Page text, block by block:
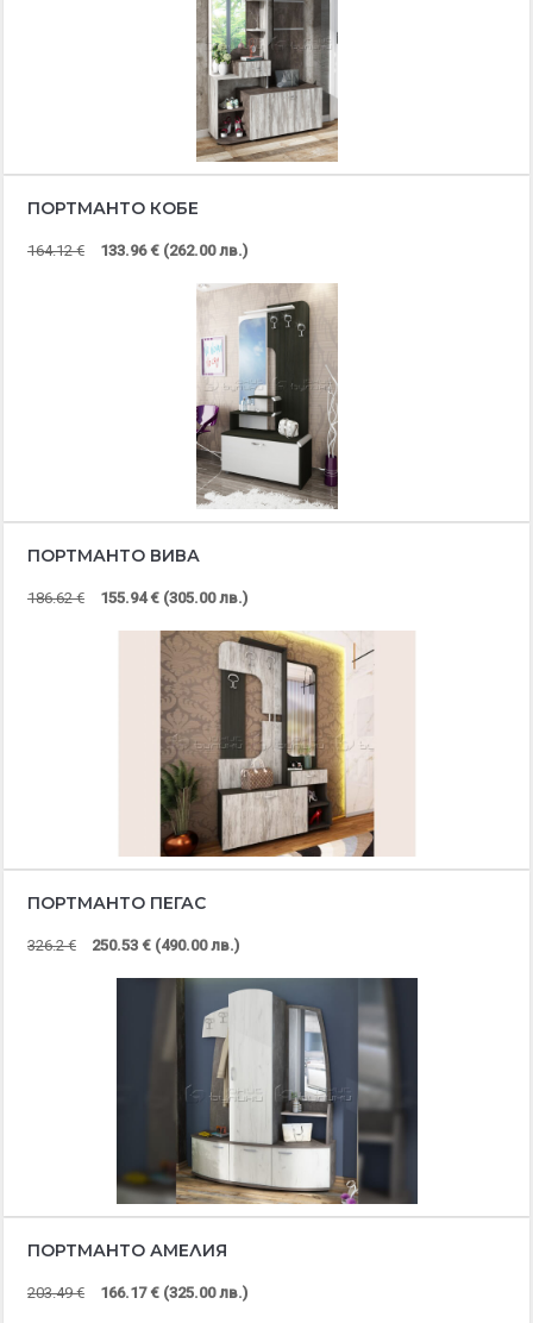
ПОРТМАНТО КОБЕ
164.12 € 133.96 € (262.00 лв.)
ПОРТМАНТО ВИВА
186.62 € 155.94 € (305.00 лв.)
ПОРТМАНТО ПЕГАС
326.2 € 250.53 € (490.00 лв.)
ПОРТМАНТО АМЕЛИЯ
203.49 € 166.17 € (325.00 лв.)